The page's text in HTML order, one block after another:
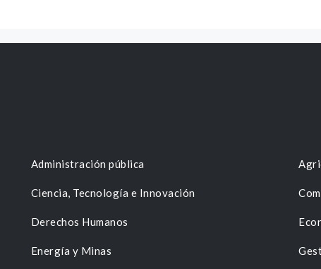
Administración pública
Ciencia, Tecnología e Innovación
Derechos Humanos
Energía y Minas